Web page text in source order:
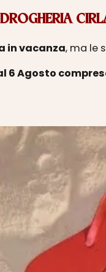
in vacanza, ma le
6 Agosto